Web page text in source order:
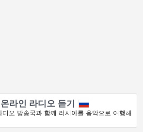
라인 라디오 듣기
오 방송국과 함께 러시아를 음악으로 여행해